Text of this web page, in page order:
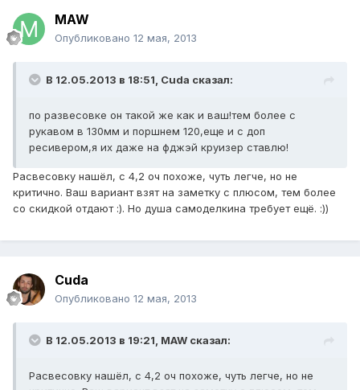
MAW
Опубликовано 12 мая, 2013
В 12.05.2013 в 18:51, Cuda сказал:
по развесовке он такой же как и ваш!тем более с
рукавом в 130мм и поршнем 120,еще и с доп
ресивером,я их даже на фджэй круизер ставлю!
Расвесовку нашёл, с 4,2 оч похоже, чуть легче, но не
критично. Ваш вариант взят на заметку с плюсом, тем более
со скидкой отдают :). Но душа самоделкина требует ещё. :))
Cuda
Опубликовано 12 мая, 2013
В 12.05.2013 в 19:21, MAW сказал:
Расвесовку нашёл, с 4,2 оч похоже, чуть легче, но не